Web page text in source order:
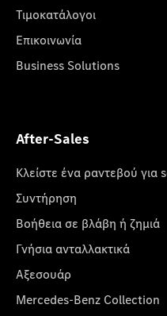
Τιμοκατάλογοι
Επικοινωνία
Business Solutions
After-Sales
Κλείστε ένα ραντεβού για
Συντήρηση
Βοήθεια σε βλάβη ή ζημιά
Γνήσια ανταλλακτικά
Αξεσουάρ
Mercedes-Benz Collection